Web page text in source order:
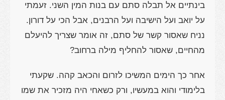
בינתיים אל תבלה סתם עם בנות המין השני. זעמתי
על יואב ועל הישיבה ועל הרבנים, אבל הכי על דורון.
נניח שאסור קשר של סתם, זה אומר שצריך להיעלם
מהחיים, שאסור להחליף מילה ברחוב?
אחר כך הימים המשיכו לזרום והכאב קהה. שקעתי
בלימודי והוא במעשיו, ורק כשאחי היה מזכיר את שמו